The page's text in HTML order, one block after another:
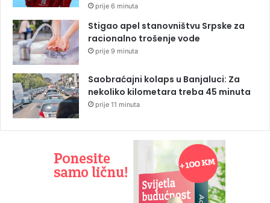
prije 6 minuta
Stigao apel stanovništvu Srpske za
racionalno trošenje vode
prije 9 minuta
Saobraćajni kolaps u Banjaluci: Za
nekoliko kilometara treba 45 minuta
prije 11 minuta